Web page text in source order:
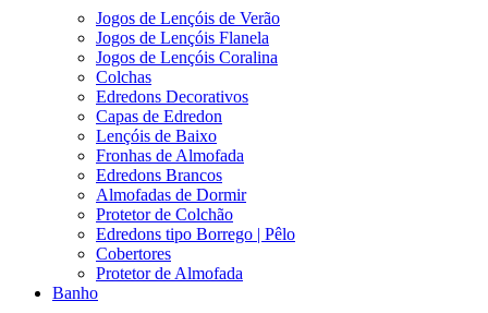
Jogos de Lençóis de Verão
Jogos de Lençóis Flanela
Jogos de Lençóis Coralina
Colchas
Edredons Decorativos
Capas de Edredon
Lençóis de Baixo
Fronhas de Almofada
Edredons Brancos
Almofadas de Dormir
Protetor de Colchão
Edredons tipo Borrego | Pêlo
Cobertores
Protetor de Almofada
Banho